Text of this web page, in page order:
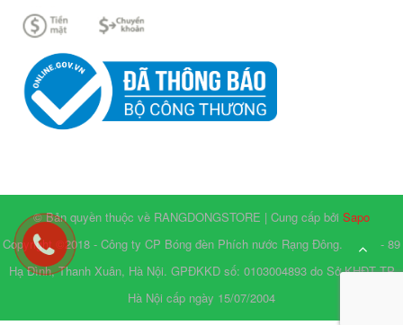
© Bản quyền thuộc về RANGDONGSTORE | Cung cấp bởi Sapo
Copyright ©2018 - Công ty CP Bóng đèn Phích nước Rạng Đông. Số 87 - 89
Hạ Đình, Thanh Xuân, Hà Nội. GPĐKKD số: 0103004893 do Sở KHĐT TP
Hà Nội cấp ngày 15/07/2004